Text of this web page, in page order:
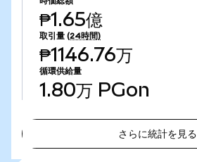
₱1.65億
取引量 (24時間)
₱1146.76万
循環供給量
1.80万 PGon
さらに統計を見る